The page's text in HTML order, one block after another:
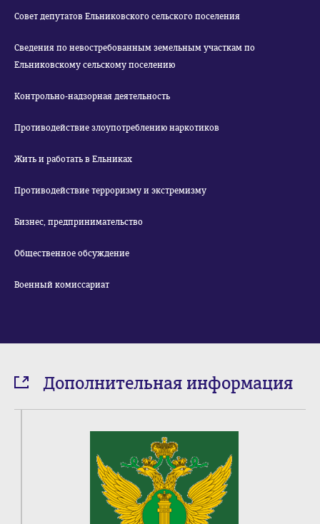
Совет депутатов Ельниковского сельского поселения
Сведения по невостребованным земельным участкам по
Ельниковскому сельскому поселению
Контрольно-надзорная деятельность
Противодействие злоупотреблению наркотиков
Жить и работать в Ельниках
Противодействие терроризму и экстремизму
Бизнес, предпринимательство
Общественное обсуждение
Военный комиссариат
Дополнительная информация